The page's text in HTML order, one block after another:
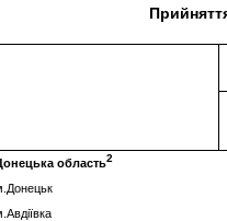
ька область2